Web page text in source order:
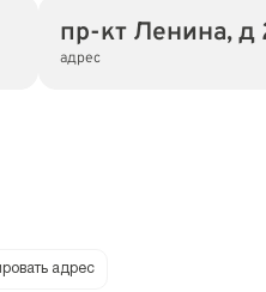
пр-кт Ленина, д
адрес
адрес